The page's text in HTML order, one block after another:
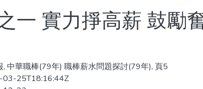
一 實力掙高薪 鼓勵
, 中華職棒(79年) 職棒薪水問題探討(79年), 頁5
25T18:16:44Z